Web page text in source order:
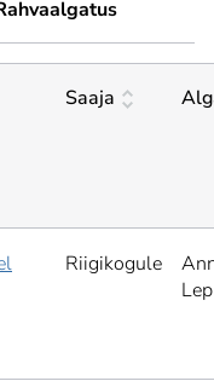
Saaja
Riigikogule